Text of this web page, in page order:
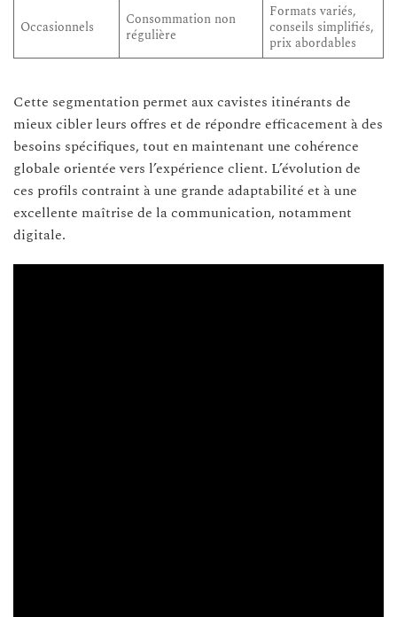
Occasionnels
Consommation non
régulière
Formats variés,
conseils simplifiés,
prix abordables
Cette segmentation permet aux cavistes itinérants de
mieux cibler leurs offres et de répondre efficacement à des
besoins spécifiques, tout en maintenant une cohérence
globale orientée vers l’expérience client. L’évolution de
ces profils contraint à une grande adaptabilité et à une
excellente maîtrise de la communication, notamment
digitale.